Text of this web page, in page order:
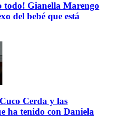
todo! Gianella Marengo
del bebé que está
Cerda y las
ha tenido con Daniela